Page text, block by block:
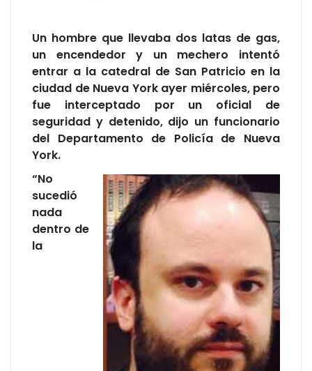
Un hombre que llevaba dos latas de gas,
un encendedor y un mechero intentó
entrar a la catedral de San Patricio en la
ciudad de Nueva York ayer miércoles, pero
fue interceptado por un oficial de
seguridad y detenido, dijo un funcionario
del Departamento de Policía de Nueva
York.
“No
sucedió
nada
dentro de
la